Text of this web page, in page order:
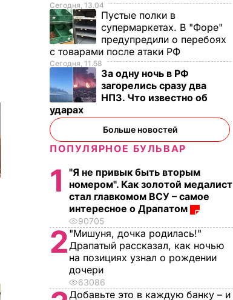
Сегодня, 13.04
Пустые полки в
супермаркетах. В "Форе"
предупредили о перебоях
с товарами после атаки РФ
Сегодня, 11.58
За одну ночь в РФ
загорелись сразу два
НПЗ. Что известно об
ударах
Больше новостей
ПОПУЛЯРНОЕ БУЛЬВАР
1
"Я не привык быть вторым
номером". Как золотой медалист
стал главкомом ВСУ – самое
интересное о Драпатом
90705
2 "Мишуня, дочка родилась!"
Драпатый рассказал, как ночью
на позициях узнал о рождении
дочери
63086
Добавьте это в каждую банку – и